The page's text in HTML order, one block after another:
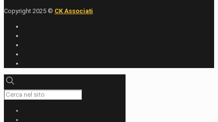
Copyright 2025 © CK Associati